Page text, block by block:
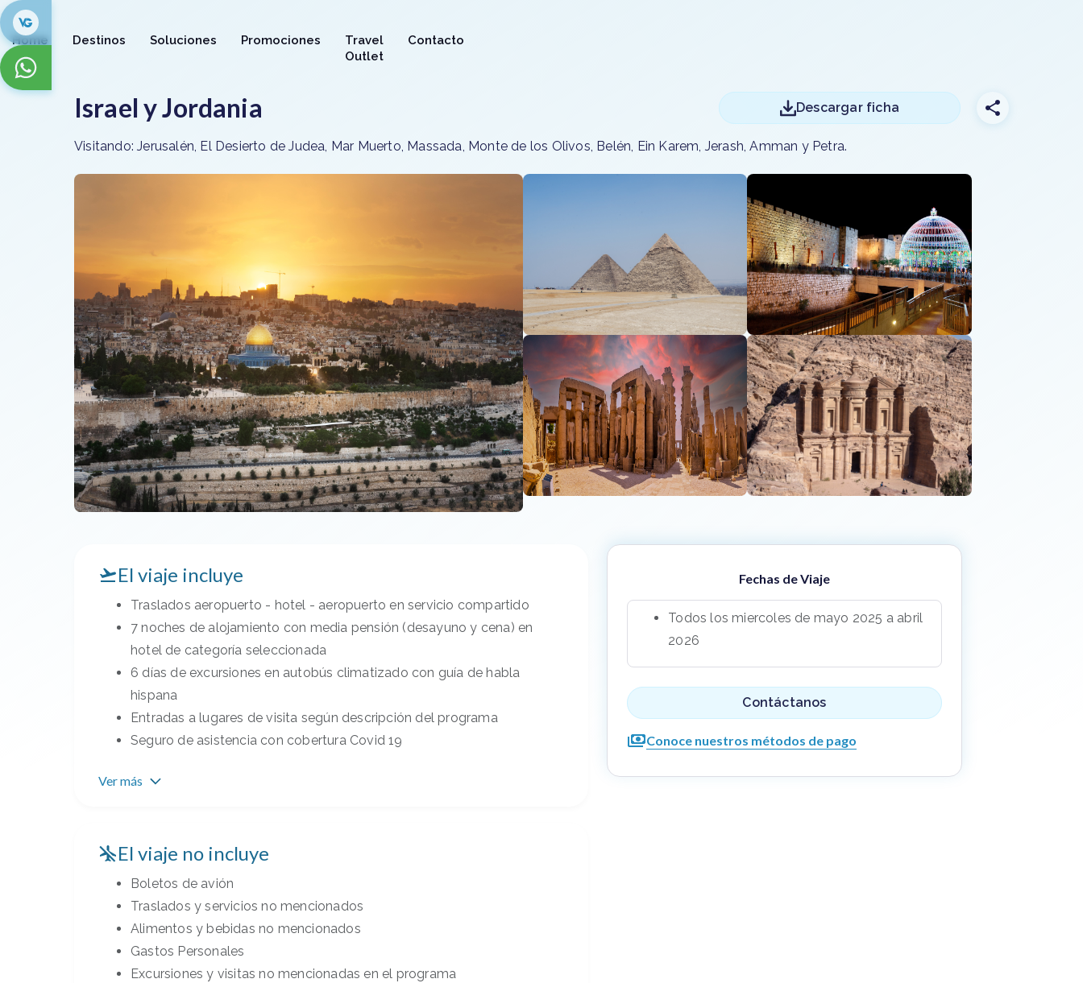
Home Destinos Soluciones Promociones
Travel
Outlet
Contacto
Israel y Jordania Descargar ficha
Visitando: Jerusalén, El Desierto de Judea, Mar Muerto, Massada, Monte de los Olivos, Belén, Ein Karem, Jerash, Amman y Petra.
El viaje incluye
Traslados aeropuerto - hotel - aeropuerto en servicio compartido
7 noches de alojamiento con media pensión (desayuno y cena) en
hotel de categoría seleccionada
6 días de excursiones en autobús climatizado con guía de habla
hispana
Entradas a lugares de visita según descripción del programa
Seguro de asistencia con cobertura Covid 19
Ver más
El viaje no incluye
Boletos de avión
Traslados y servicios no mencionados
Alimentos y bebidas no mencionados
Gastos Personales
Excursiones y visitas no mencionadas en el programa
Fechas de Viaje
Todos los miercoles de mayo 2025 a abril
2026
Contáctanos
Conoce nuestros métodos de pago